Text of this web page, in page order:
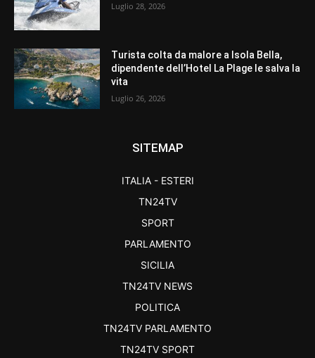
Luglio 28, 2026
Turista colta da malore a Isola Bella,
dipendente dell’Hotel La Plage le salva la
vita
Luglio 26, 2026
SITEMAP
ITALIA - ESTERI
TN24TV
SPORT
PARLAMENTO
SICILIA
TN24TV NEWS
POLITICA
TN24TV PARLAMENTO
TN24TV SPORT